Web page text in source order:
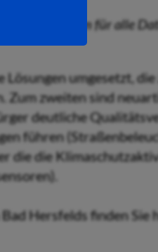
für alle
umgesetzt,
zweiten sind
deutliche
führen
die die
Hersfelds finden Sie